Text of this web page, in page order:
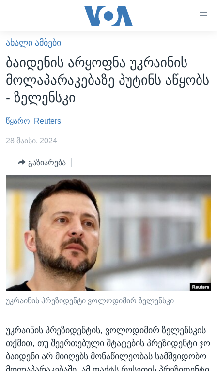
ხელმისაწვდომობისთვის
გადადით
მთავარზე
გადადით
მთავარ
ნავიგაციაზე
გადადით
ძიებაზე
ᲐᲮᲐᲚᲘ ᲐᲛᲑᲔᲑᲘ
ᲡᲐᲥᲐᲠᲗᲕᲔᲚᲝ
ᲐᲨᲨ
ᲐᲨᲨ-ᲘᲡ ᲐᲠᲩᲔᲕᲜᲔᲑᲘ 2024
ᲛᲡᲝᲤᲚᲘᲝ
ᲕᲘᲓᲔᲝᲔᲑᲘ
ᲒᲐᲓᲐᲪᲔᲛᲔᲑᲘ
ᲕᲐᲨᲘᲜᲒᲢᲝᲜᲘ ᲓᲦᲔᲡ
ᲮᲔᲓᲕᲐ ᲕᲐᲨᲘᲜᲒᲢᲝᲜᲘᲓᲐᲜ
ᲡᲢᲣᲓᲘᲐ ᲕᲐᲨᲘᲜᲒᲢᲝᲜᲘ
ᲡᲮᲕᲐ ᲡᲘᲐᲮᲚᲔᲔᲑᲘ
ᲞᲝᲚᲘᲢᲘᲙᲐ
ᲔᲙᲝᲜᲝᲛᲘᲙᲐ
ᲯᲐᲜᲛᲠᲗᲔᲚᲝᲑᲐ
ᲛᲔᲪᲜᲘᲔᲠᲔᲑᲐ
ᲘᲜᲢᲔᲠᲕᲘᲣ
ᲙᲣᲚᲢᲣᲠᲐ
ᲓᲔᲖᲘᲜᲤᲝᲠᲛᲐᲪᲘᲐ
ᲠᲣᲡᲔᲗᲘᲡ ᲨᲔᲭᲠᲐ ᲣᲙᲠᲐᲘᲜᲐᲨᲘ
Learning English
ᲗᲕᲐᲚᲘ ᲒᲕᲐᲓᲔᲕᲜᲔᲗ
ენები
ᲐᲮᲐᲚᲘ ᲐᲛᲑᲔᲑᲘ
ბაიდენის არყოფნა უკრაინის
მოლაპარაკებაზე პუტინს აწყობს
- ზელენსკი
წყარო: Reuters
28 მაისი, 2024
გაზიარება
უკრაინის პრეზიდენტი ვოლოდიმირ ზელენსკი
უკრაინის პრეზიდენტის, ვოლოდიმირ ზელენსკის
თქმით, თუ შეერთებული შტატების პრეზიდენტი ჯო
ბაიდენი არ მიიღებს მონაწილეობას სამშვიდობო